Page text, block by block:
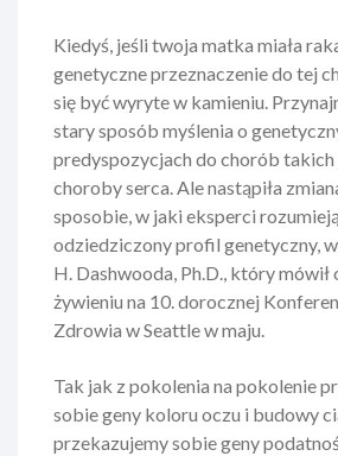
Kiedyś, jeśli twoja matka miała
genetyczne przeznaczenie do tej
się być wyryte w kamieniu.
stary sposób myślenia o
predyspozycjach do chorób
choroby serca. Ale nastąpiła
sposobie, w jaki eksperci
odziedziczony profil genetyczny,
H. Dashwooda, Ph.D., który mówił
żywieniu na 10. dorocznej
Zdrowia w Seattle w maju.
Tak jak z pokolenia na pokolenie
sobie geny koloru oczu i budowy
przekazujemy sobie geny